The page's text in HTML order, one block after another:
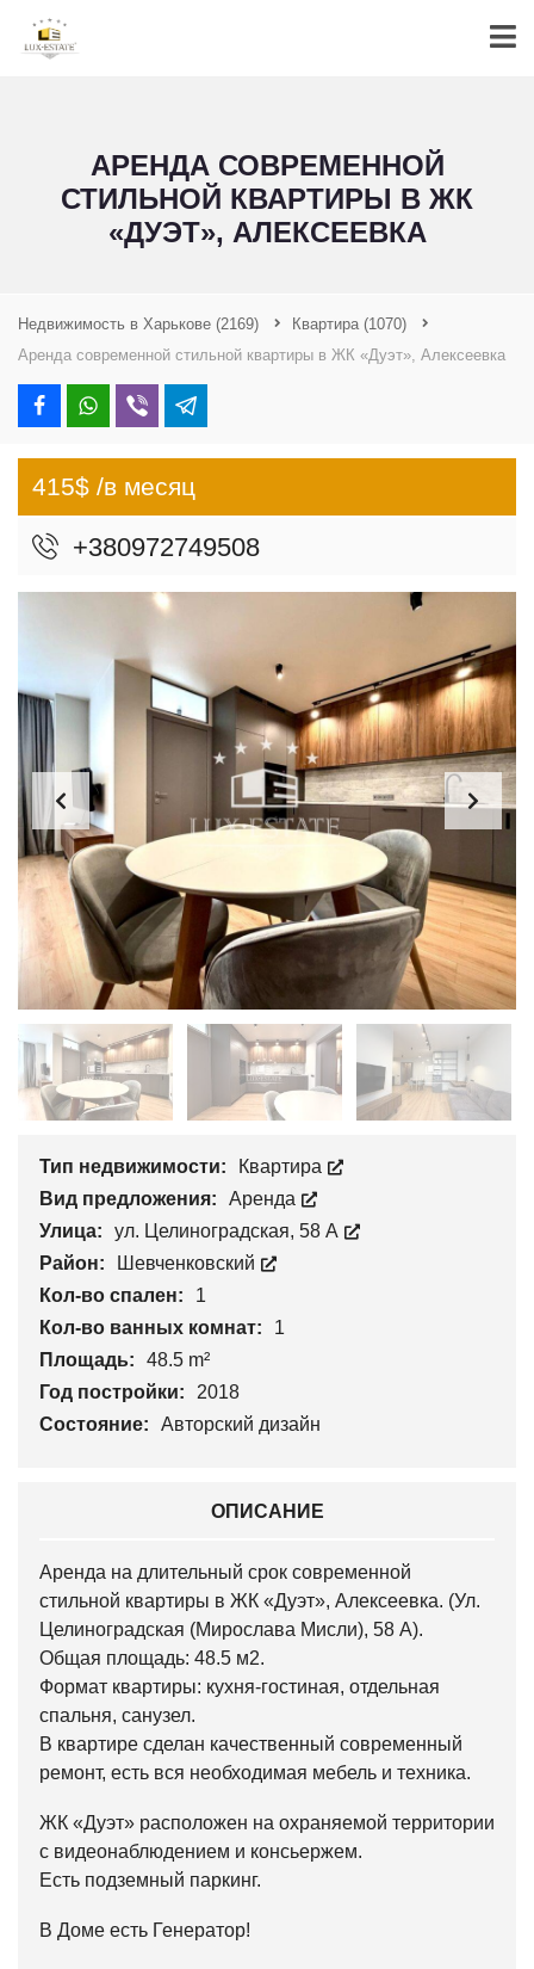
АРЕНДА СОВРЕМЕННОЙ
СТИЛЬНОЙ КВАРТИРЫ В ЖК
«ДУЭТ», АЛЕКСЕЕВКА
Недвижимость в Харькове (2169) Квартира (1070)
Аренда современной стильной квартиры в ЖК «Дуэт», Алексеевка
415$ /в месяц
+380972749508
Тип недвижимости:
Квартира
Вид предложения:
Аренда
Улица:
ул. Целиноградская, 58 А
Район:
Шевченковский
Кол-во спален:
1
Кол-во ванных комнат:
1
Площадь:
48.5 m²
Год постройки:
2018
Состояние:
Авторский дизайн
ОПИСАНИЕ
Аренда на длительный срок современной
стильной квартиры в ЖК «Дуэт», Алексеевка. (Ул.
Целиноградская (Мирослава Мисли), 58 А).
Общая площадь: 48.5 м2.
Формат квартиры: кухня-гостиная, отдельная
спальня, санузел.
В квартире сделан качественный современный
ремонт, есть вся необходимая мебель и техника.
ЖК «Дуэт» расположен на охраняемой территории
с видеонаблюдением и консьержем.
Есть подземный паркинг.
В Доме есть Генератор!